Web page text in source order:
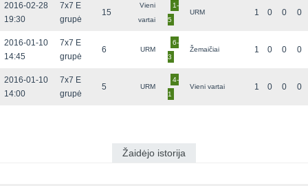
2016-02-28
19:30
7x7 E
grupė
15
Vieni
vartai
1-
5
URM 1 0 0 0
2016-01-10
14:45
7x7 E
grupė
6 URM
6-
3
Žemaičiai 1 0 0 0
2016-01-10
14:00
7x7 E
grupė
5 URM
4-
1
Vieni vartai 1 0 0 0
Žaidėjo istorija